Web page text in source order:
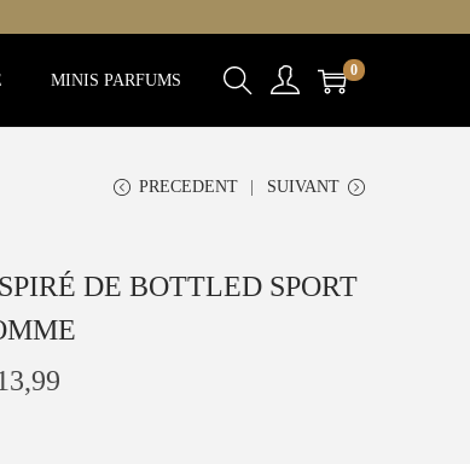
MINIS PARFUMS
0
PRECEDENT SUIVANT
DE BOTTLED SPORT